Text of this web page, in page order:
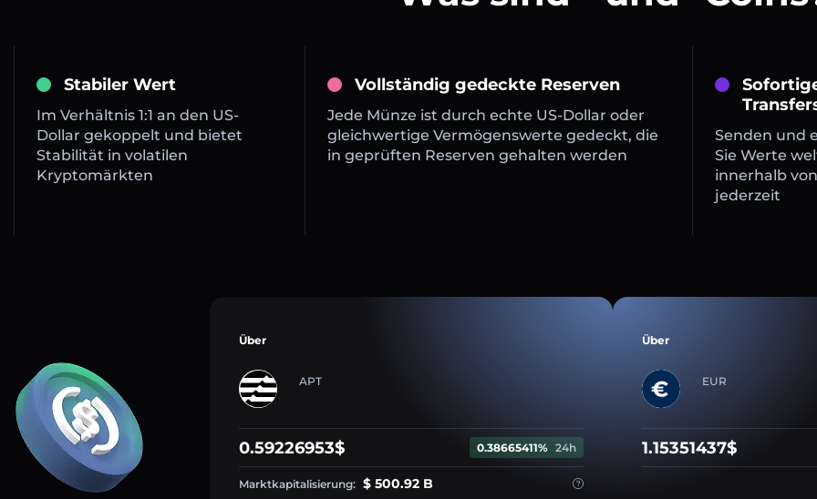
Stabiler Wert
Im Verhältnis 1:1 an den US-
Dollar gekoppelt und bietet
Stabilität in volatilen
Kryptomärkten
Vollständig gedeckte Reserven
Jede Münze ist durch echte US-Dollar oder
gleichwertige Vermögenswerte gedeckt, die
in geprüften Reserven gehalten werden
Senden und
Sie Werte
innerhalb
jederzeit
Über
APT
0.59226953$ 0.38665411% 24h
Marktkapitalisierung: $ 500.92 B
Über
EUR
1.15351437$